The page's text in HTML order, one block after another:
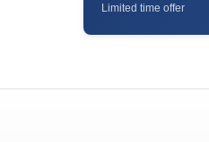
Limited time offer